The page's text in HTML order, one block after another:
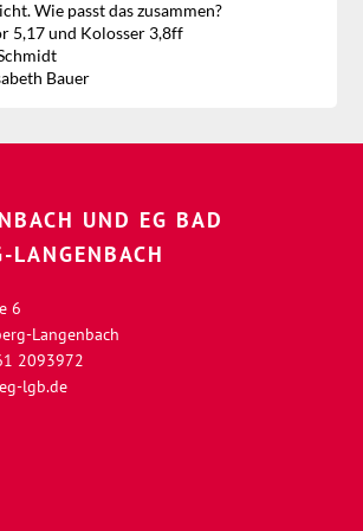
Wie passt das zusammen?
5,17 und Kolosser 3,8ff
Bauer
UND EG BAD
LANGENBACH
6
Langenbach
2093972
lgb.de